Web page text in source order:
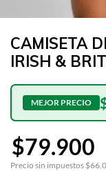
CAMISETA
IRISH &
$79.900
Precio sin impuestos